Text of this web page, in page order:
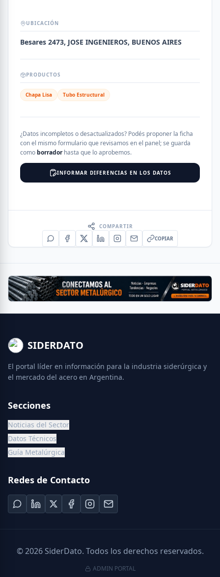
UBICACIÓN
Besares 2473, JOSE INGENIEROS, BUENOS AIRES
PRODUCTOS
Chapa Lisa Tubo Estructural
¿Datos incompletos o desactualizados? Podés proponer la ficha
con el mismo formulario que revisamos en el panel; se guarda
como borradorhasta que lo aprobemos.
INFORMAR DIFERENCIAS EN LOS DATOS
COMPARTIR
COPIAR
SIDERDATO
El portal líder en información para la industria siderúrgica y
el mercado del acero en Argentina.
Secciones
Noticias del Sector
Datos Técnicos
Guía Metalúrgica
Redes de Contacto
©2026SiderDato. Todos los derechos reservados.
ADMIN PORTAL